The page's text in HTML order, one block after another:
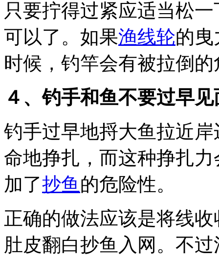
只要拧得过紧应适当松
可以了。如果渔线轮的
时候，钓竿会有被拉倒的
４、钓手和鱼不要过早
钓手过早地捋大鱼拉近
命地挣扎，而这种挣扎
加了抄鱼 的危险性。
正确的做法应该是将线
肚皮翻白抄鱼入网。不